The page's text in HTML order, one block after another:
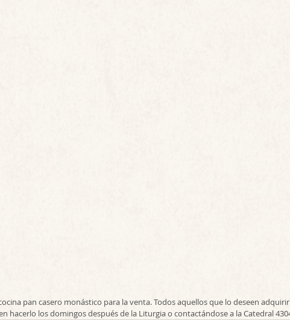
pan casero monástico para la venta. Todos aquellos que lo deseen
hacerlo los domingos después de la Liturgia o contactándose a la Catedral